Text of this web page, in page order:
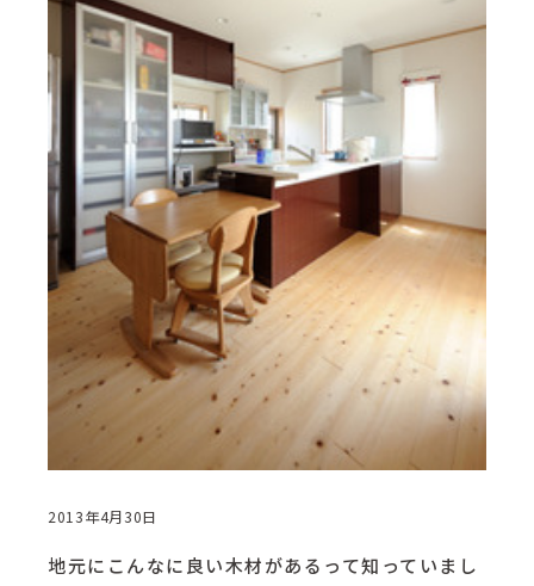
2013年4月30日
地元にこんなに良い木材があるって知っていまし